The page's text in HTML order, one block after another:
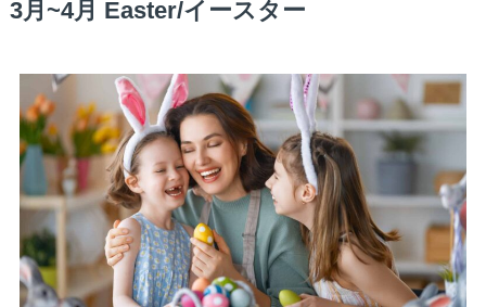
3月~4月 Easter/イースター